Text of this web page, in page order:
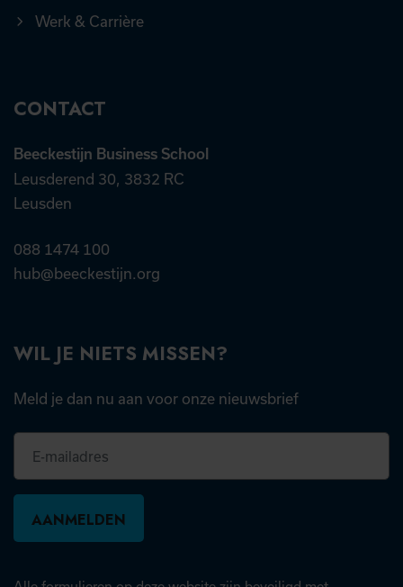
Werk & Carrière
CONTACT
Beeckestijn Business School
Leusderend 30, 3832 RC
Leusden
088 1474 100
hub@beeckestijn.org
WIL JE NIETS MISSEN?
Meld je dan nu aan voor onze nieuwsbrief
mailadres